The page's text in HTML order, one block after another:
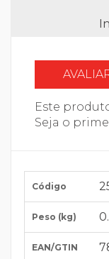
Este
Seja o
Código
Peso (kg)
EAN/GTIN